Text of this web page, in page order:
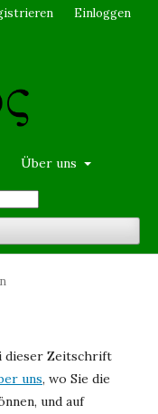
Über uns
Einloggen
dieser Zeitschrift
uns, wo Sie die
und auf